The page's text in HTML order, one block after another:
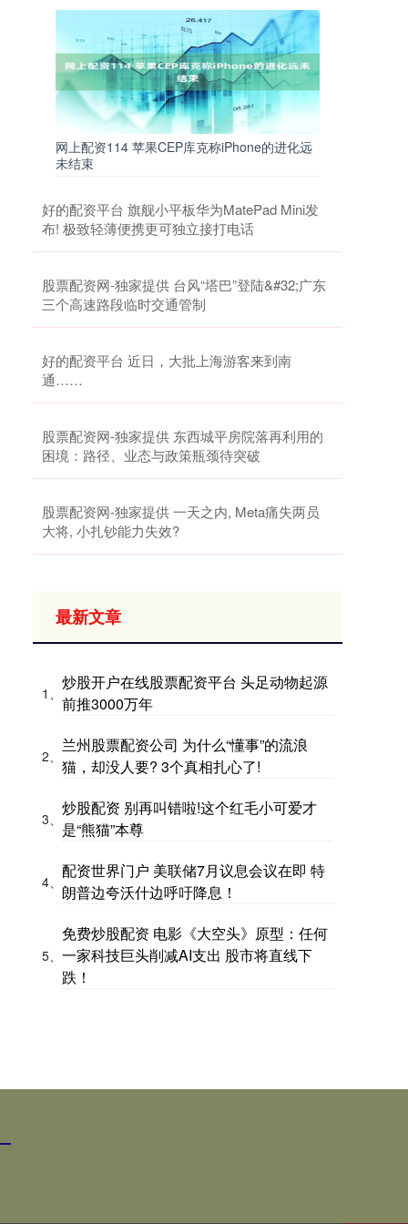
网上配资114 苹果CEP库克称iPhone的进化远
未结束
好的配资平台 旗舰小平板华为MatePad Mini发
布! 极致轻薄便携更可独立接打电话
股票配资网-独家提供 台风“塔巴”登陆&#32;广东
三个高速路段临时交通管制
好的配资平台 近日，大批上海游客来到南
通……
股票配资网-独家提供 东西城平房院落再利用的
困境：路径、业态与政策瓶颈待突破
股票配资网-独家提供 一天之内, Meta痛失两员
大将, 小扎钞能力失效?
最新文章
1、
炒股开户在线股票配资平台 头足动物起源
前推3000万年
2、
兰州股票配资公司 为什么“懂事”的流浪
猫，却没人要? 3个真相扎心了!
3、
炒股配资 别再叫错啦!这个红毛小可爱才
是“熊猫”本尊
4、
配资世界门户 美联储7月议息会议在即 特
朗普边夸沃什边呼吁降息！
5、
免费炒股配资 电影《大空头》原型：任何
一家科技巨头削减AI支出 股市将直线下
跌！